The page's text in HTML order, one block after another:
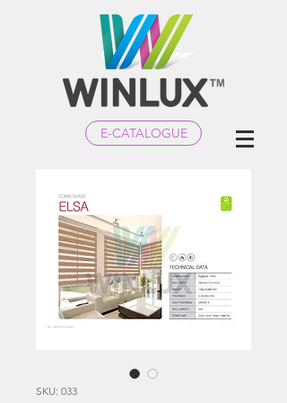
E-CATALOGUE
SKU: 033